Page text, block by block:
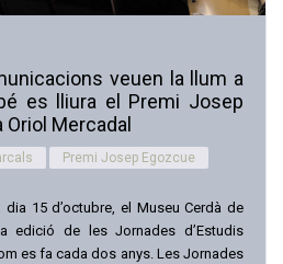
veuen la llum a
es lliura el Premi Josep
Mercadal
Premi Josep Egozcue
15 d’octubre, el Museu Cerdà de
edició de les Jornades d’Estudis
es fa cada dos anys. Les Jornades